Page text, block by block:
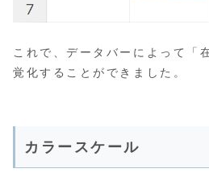
これで、データバーによって「
覚化することができました。
カラースケール